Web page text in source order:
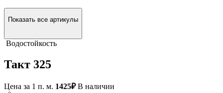
Показать все артикулы
Водостойкость
Такт 325
Цена за 1 п. м. 1425₽ В наличии